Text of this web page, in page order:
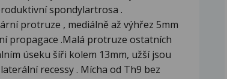
spondylartrosa .
protruze , mediálně až výhřez 5mm
propagace .Malá protruze ostatních
úseku šíři kolem 13mm, užší jsou
recessy . Mícha od Th9 bez